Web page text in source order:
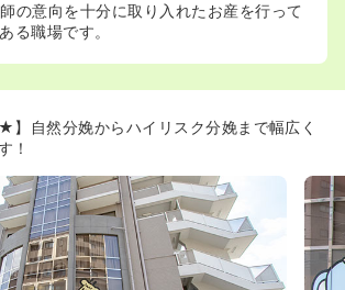
の意向を十分に取り入れたお産を行って
る職場です。
】自然分娩からハイリスク分娩まで幅広く
！